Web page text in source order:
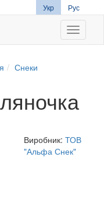
Укр Рус
Снеки
Виробник: ТОВ
"Альфа Снек"